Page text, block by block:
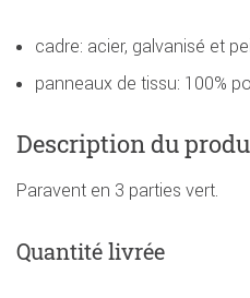
cadre: acier, galvanisé et
panneaux de tissu: 100%
Description du
Paravent en 3 parties vert.
Quantité livrée